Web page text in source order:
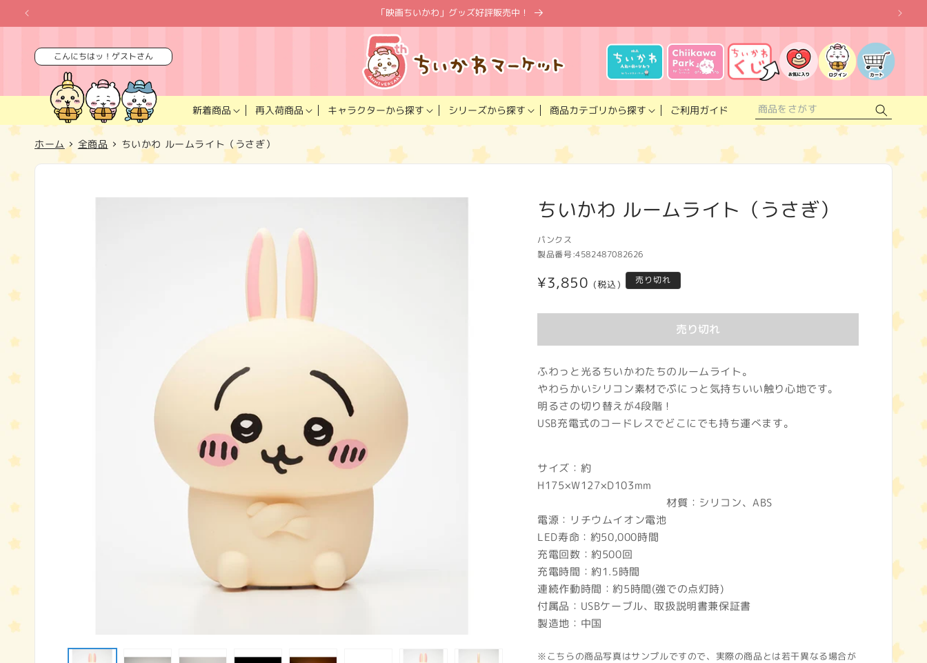
ンツに
進む
「映画ちいかわ」グッズ好評販売中！
こんにちはッ！ゲストさん
新着商品 再入荷商品 キャラクターから探す シリーズから探す 商品カテゴリから探す ご利用ガイド
入
り
ス
ト
グ
イ
カ
ー
ト
ホーム 全商品 ちいかわ ルームライト（うさぎ）
商品情
ー
ちいかわ ルームライト（うさぎ）
パンクス
製品番号:4582487082626
通
格
¥3,850 (税込) 売り切れ
売り切れ
ふわっと光るちいかわたちのルームライト。
やわらかいシリコン素材でぷにっと気持ちいい触り心地です。
明るさの切り替えが4段階！
USB充電式のコードレスでどこにでも持ち運べます。
サイズ：約
H175×W127×D103mm
材質：シリコン、ABS
電源：リチウムイオン電池
LED寿命：約50,000時間
充電回数：約500回
充電時間：約1.5時間
連続作動時間：約5時間(強での点灯時)
付属品：USBケーブル、取扱説明書兼保証書
製造地：中国
※こちらの商品写真はサンプルですので、実際の商品とは若干異なる場合が